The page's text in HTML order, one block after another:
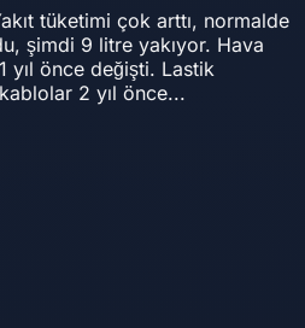
tüketimi çok arttı, normalde
şimdi 9 litre yakıyor. Hava
yıl önce değişti. Lastik
2 yıl önce...